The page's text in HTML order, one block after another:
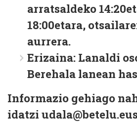
arratsaldeko
18:00etara,
aurrera.
Erizaina: Lanaldi
Berehala lanean
Informazio gehiago
idatzi